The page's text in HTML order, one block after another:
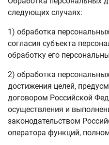
следующих случаях:
1) обработка
согласия субъекта
обработку его
2) обработка
достижения целей,
договором Российской
осуществления и
законодательством
оператора функций,